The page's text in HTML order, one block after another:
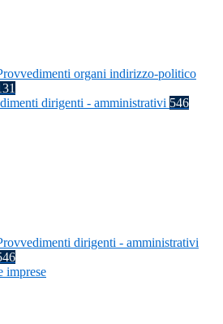
organi indirizzo-politico
dirigenti - amministrativi 546
dirigenti - amministrativi
imprese